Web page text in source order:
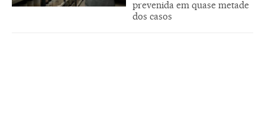
prevenida em quase metade
dos casos